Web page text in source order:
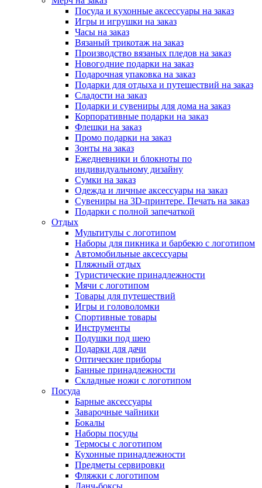
Посуда и кухонные аксессуары на заказ
Игры и игрушки на заказ
Часы на заказ
Вязаный трикотаж на заказ
Производство вязаных пледов на заказ
Новогодние подарки на заказ
Подарочная упаковка на заказ
Подарки для отдыха и путешествий на заказ
Сладости на заказ
Подарки и сувениры для дома на заказ
Корпоративные подарки на заказ
Флешки на заказ
Промо подарки на заказ
Зонты на заказ
Ежедневники и блокноты по
индивидуальному дизайну
Сумки на заказ
Одежда и личные аксессуары на заказ
Сувениры на 3D-принтере. Печать на заказ
Подарки с полной запечаткой
Отдых
Мультитулы с логотипом
Наборы для пикника и барбекю с логотипом
Автомобильные аксессуары
Пляжный отдых
Туристические принадлежности
Мячи с логотипом
Товары для путешествий
Игры и головоломки
Спортивные товары
Инструменты
Подушки под шею
Подарки для дачи
Оптические приборы
Банные принадлежности
Складные ножи с логотипом
Посуда
Барные аксессуары
Заварочные чайники
Бокалы
Наборы посуды
Термосы с логотипом
Кухонные принадлежности
Предметы сервировки
Фляжки с логотипом
Ланч-боксы